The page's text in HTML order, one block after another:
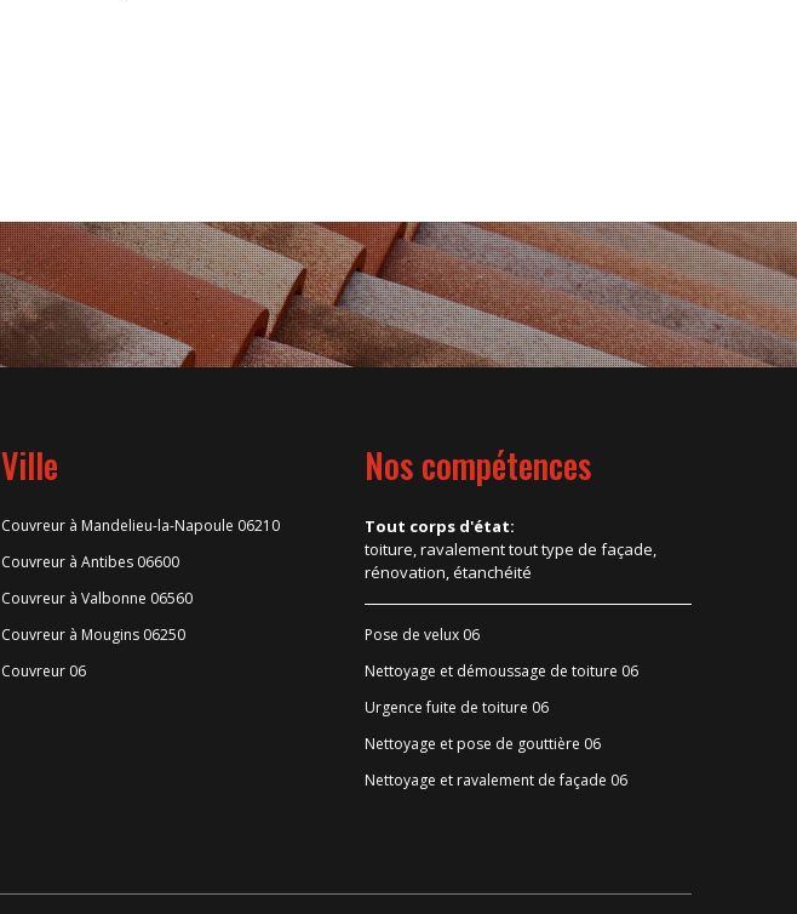
Ville
Couvreur à Mandelieu-la-Napoule 06210
Couvreur à Antibes 06600
Couvreur à Valbonne 06560
Couvreur à Mougins 06250
Couvreur 06
Nos compétences
Tout corps d'état:
toiture, ravalement tout type de façade,
rénovation, étanchéité
Pose de velux 06
Nettoyage et démoussage de toiture 06
Urgence fuite de toiture 06
Nettoyage et pose de gouttière 06
Nettoyage et ravalement de façade 06